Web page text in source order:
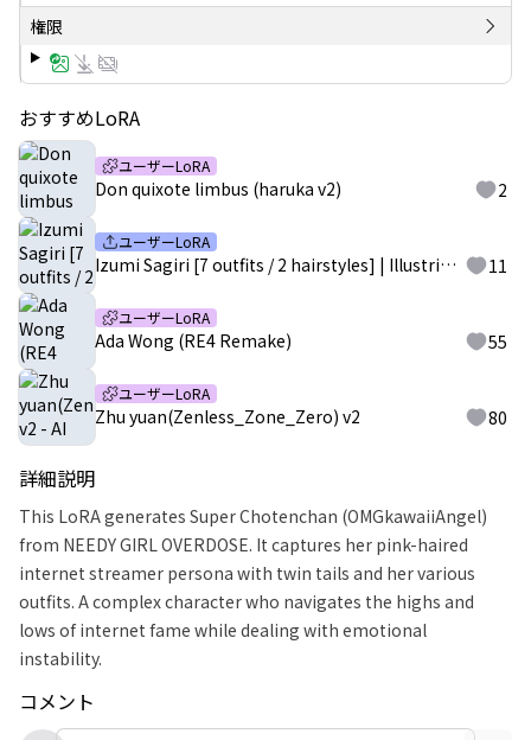
権限
おすすめLoRA
ユーザーLoRA
Don quixote limbus (haruka v2) 2
ユーザーLoRA
Izumi Sagiri [7 outfits / 2 hairstyles] | Illustrious | Eromanga-sensei 11
ユーザーLoRA
Ada Wong (RE4 Remake) 55
ユーザーLoRA
Zhu yuan(Zenless_Zone_Zero) v2 80
詳細説明
This LoRA generates Super Chotenchan (OMGkawaiiAngel)
from NEEDY GIRL OVERDOSE. It captures her pink-haired
internet streamer persona with twin tails and her various
outfits. A complex character who navigates the highs and
lows of internet fame while dealing with emotional
instability.
コメント